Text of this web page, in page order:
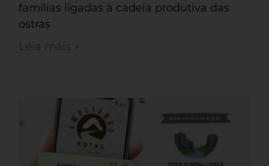
famílias ligadas à cadeia produtiva das
ostras
Leia mais »